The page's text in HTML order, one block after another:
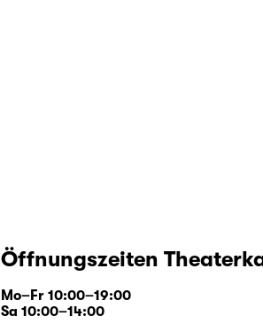
Öffnungszeiten
Mo–Fr 10:00–19:00
Sa 10:00–14:00